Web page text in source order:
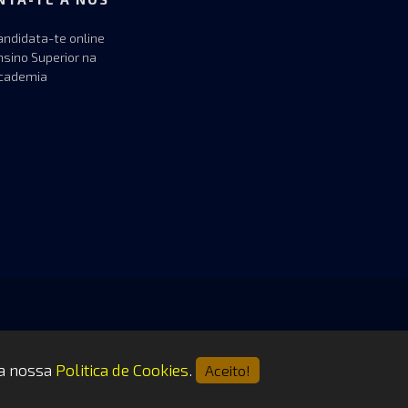
te online
Superior na
nossa Politica de Cookies. Aceito!